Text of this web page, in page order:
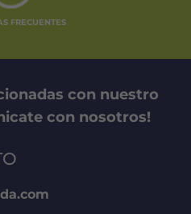
FRECUENTES
con nuestro
con nosotros!